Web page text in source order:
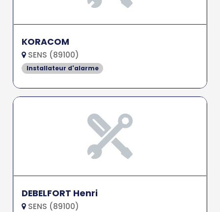
KORACOM
SENS (89100)
Installateur d'alarme
DEBELFORT Henri
SENS (89100)